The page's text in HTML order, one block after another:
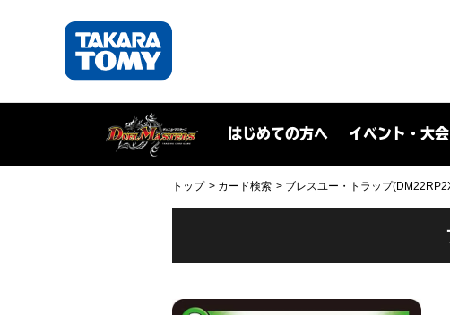
はじめての方へ イベント・大会
トップ カード検索 ブレスユー・トラップ